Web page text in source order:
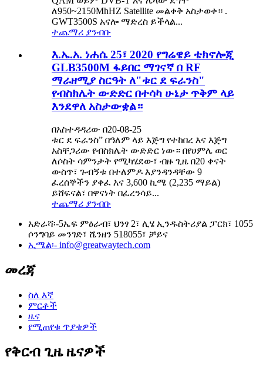
ለ950~2150MhHZ Satellite መልቀቅ አስታወቀ። .
GWT3500S አናሎ ማድረስ ይችላል...
ተጨማሪ ያንብቡ
እ.ኤ.አ. ነሐሴ 25፣ 2020 የግሬዌይ ቴክኖሎጂ
GLB3500M ፋይበር ማገናኛ በ RF
ማራዘሚያ ስርዓት ለ"ቱር ደ ፍራንስ"
የብስክሌት ውድድር በተሳካ ሁኔታ ጥቅም ላይ
እንደዋለ አስታውቋል።
በአስተዳዳሪው በ20-08-25
ቱር ደ ፍራንስ” በዓለም ላይ እጅግ የተከበረ እና እጅግ
አስቸጋሪው የብስክሌት ውድድር ነው። በየሀምሌ ወር
ለሶስት ሳምንታት የሚካሄደው፣ ብዙ ጊዜ በ20 ቀናት
ውስጥ፣ ጉብኝቱ በተለምዶ እያንዳንዳቸው 9
ፈረሰኞችን ያቀፈ እና 3,600 ኪሜ (2,235 ማይል)
ይሸፍናል፣ በዋናነት በፈረንሳይ...
ተጨማሪ ያንብቡ
አድራሻ፡-5ኤፍ ምዕራብ፣ ህንፃ 2፣ ሊሄ ኢንዱስትሪያል ፓርክ፣ 1055
ሶንግባይ መንገድ፣ ሼንዘን 518055፣ ቻይና
ኢሜል፡- info@greatwaytech.com
መረጃ
ስለ እኛ
ምርቶች
ዜና
የሚጠየቁ ጥያቄዎች
የቅርብ ጊዜ ዜናዎች